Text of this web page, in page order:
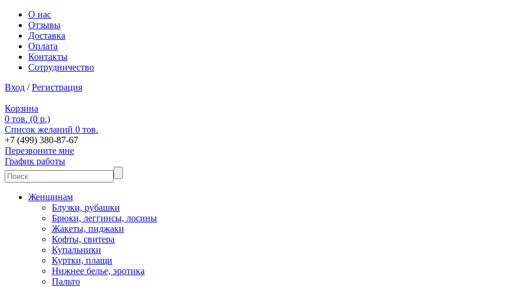
О нас
Отзывы
Доставка
Оплата
Контакты
Сотрудничество
Вход /Регистрация
Корзина
0 тов. (0 р.)
Список желаний 0 тов.
+7 (499) 380-87-67
Перезвоните мне
График работы
Женщинам
Блузки, рубашки
Брюки, леггинсы, лосины
Жакеты, пиджаки
Кофты, свитера
Купальники
Куртки, плащи
Нижнее белье, эротика
Пальто